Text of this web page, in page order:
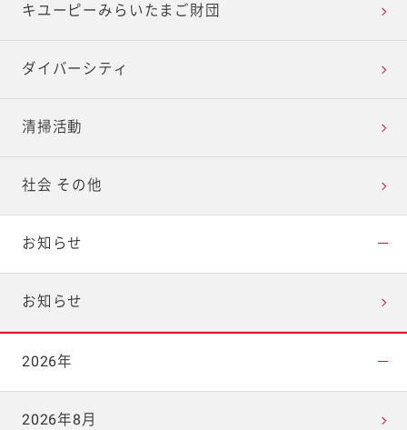
キユーピーみらいたまご財団
ダイバーシティ
清掃活動
社会 その他
お知らせ
お知らせ
2026年
2026年8月